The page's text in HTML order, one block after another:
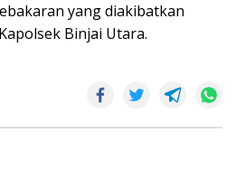
yang diakibatkan
Binjai Utara.